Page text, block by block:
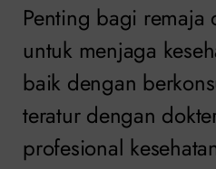
Penting bagi remaja
untuk menjaga
baik dengan
teratur dengan
profesional